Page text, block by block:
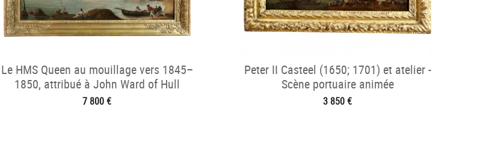
Le HMS Queen au mouillage vers 1845–
1850, attribué à John Ward of Hull
(1798–1849)
7 800 €
Peter II Casteel (1650; 1701) et atelier -
Scène portuaire animée
3 850 €